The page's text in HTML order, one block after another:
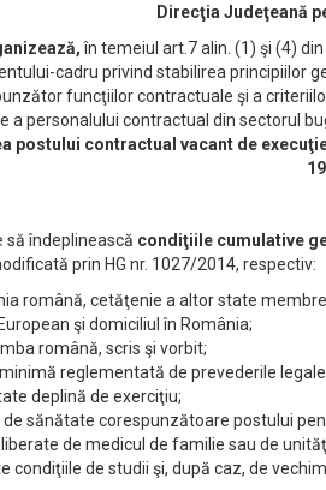
Direcţia Judeţeană
în temeiul art.7 alin. (1) şi (4)
cadru privind stabilirea principiilor
funcţiilor contractuale şi a
a personalului contractual din sectorul
postului contractual vacant de
să îndeplinească condiţiile cumulative
prin HG nr. 1027/2014, respectiv:
română, cetăţenie a altor state
şi domiciliul în România;
română, scris şi vorbit;
reglementată de prevederile
deplină de exerciţiu;
de sănătate corespunzătoare postului
de medicul de familie sau de
condiţiile de studii şi, după caz, de